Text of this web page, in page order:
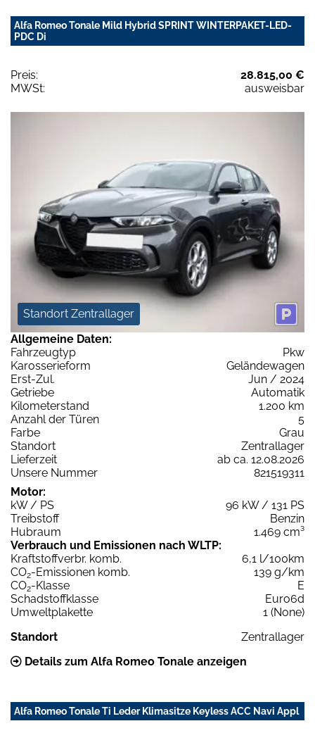
Alfa Romeo Tonale Mild Hybrid SPRINT WINTERPAKET-LED-
PDC Di
Preis:
28.815,00 €
MWSt:
ausweisbar
Standort Zentrallager
Allgemeine Daten:
Fahrzeugtyp
Pkw
Karosserieform
Geländewagen
Erst-Zul.
Jun / 2024
Getriebe
Automatik
Kilometerstand
1.200 km
Anzahl der Türen
5
Farbe
Grau
Standort
Zentrallager
Lieferzeit
ab ca. 12.08.2026
Unsere Nummer
821519311
Motor:
kW / PS
96 kW / 131 PS
Treibstoff
Benzin
Hubraum
1.469 cm³
Verbrauch und Emissionen nach WLTP:
Kraftstoffverbr. komb.
6,1 l/100km
CO2-Emissionen komb.
139 g/km
CO2-Klasse
E
Schadstoffklasse
Euro6d
Umweltplakette
1 (None)
Standort
Zentrallager
Details zum Alfa Romeo Tonale anzeigen
Alfa Romeo Tonale Ti Leder Klimasitze Keyless ACC Navi Appl